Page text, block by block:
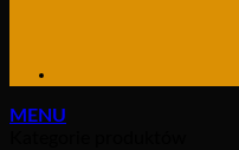
MENU